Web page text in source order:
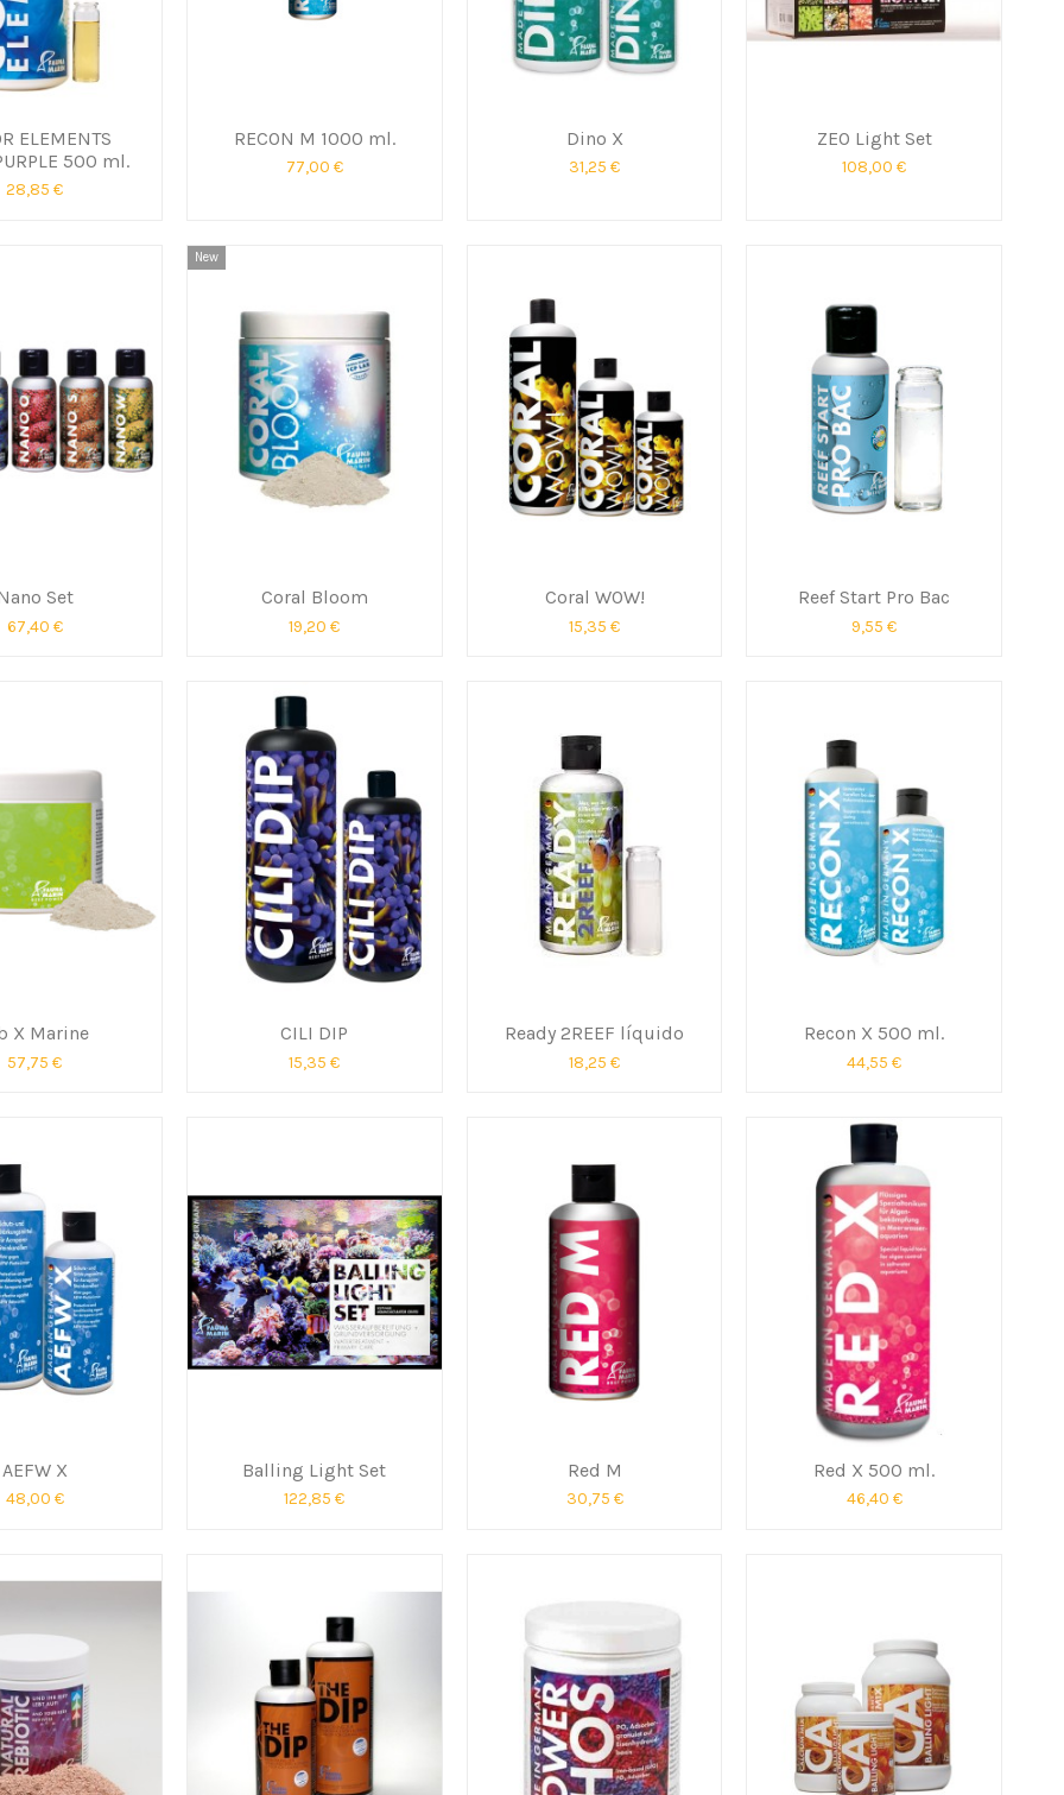
ELEMENTS
500 ml.
28,85 €
RECON M 1000 ml.
77,00 €
Dino X
31,25 €
ZEO Light Set
108,00 €
Set
67,40 €
New
Coral Bloom
19,20 €
Coral WOW!
15,35 €
Reef Start Pro Bac
9,55 €
X Marine
57,75 €
CILI DIP
15,35 €
Ready 2REEF líquido
18,25 €
Recon X 500 ml.
44,55 €
AEFW X
48,00 €
Balling Light Set
122,85 €
Red M
30,75 €
Red X 500 ml.
46,40 €